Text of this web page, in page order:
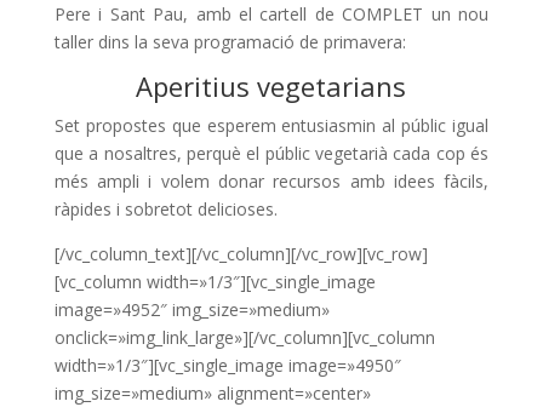
Pere i Sant Pau, amb el cartell de COMPLET un nou
taller dins la seva programació de primavera:
Aperitius vegetarians
Set propostes que esperem entusiasmin al públic igual
que a nosaltres, perquè el públic vegetarià cada cop és
més ampli i volem donar recursos amb idees fàcils,
ràpides i sobretot delicioses.
[/vc_column_text][/vc_column][/vc_row][vc_row]
[vc_column width=»1/3″][vc_single_image
image=»4952″ img_size=»medium»
onclick=»img_link_large»][/vc_column][vc_column
width=»1/3″][vc_single_image image=»4950″
img_size=»medium» alignment=»center»